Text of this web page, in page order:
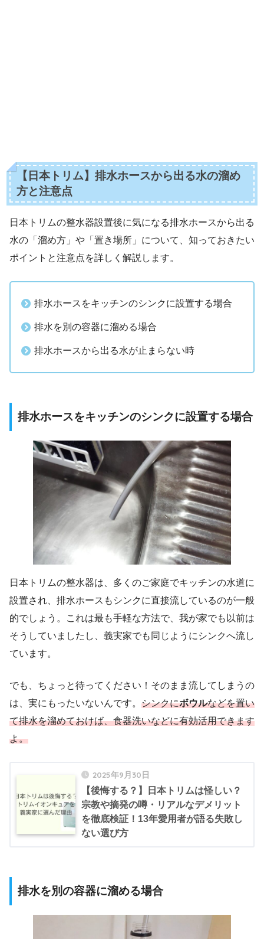
【日本トリム】排水ホースから出る水の溜め
方と注意点
日本トリムの整水器設置後に気になる排水ホースから出る
水の「溜め方」や「置き場所」について、知っておきたい
ポイントと注意点を詳しく解説します。
排水ホースをキッチンのシンクに設置する場合
排水を別の容器に溜める場合
排水ホースから出る水が止まらない時
排水ホースをキッチンのシンクに設置する場合
日本トリムの整水器は、多くのご家庭でキッチンの水道に
設置され、排水ホースもシンクに直接流しているのが一般
的でしょう。これは最も手軽な方法で、我が家でも以前は
そうしていましたし、義実家でも同じようにシンクへ流し
ています。
でも、ちょっと待ってください！そのまま流してしまうの
は、実にもったいないんです。 シンクにボウルなどを置い
て排水を溜めておけば、食器洗いなどに有効活用できます
よ。
2025年9月30日
【後悔する？】日本トリムは怪しい？
宗教や摘発の噂・リアルなデメリット
を徹底検証！13年愛用者が語る失敗し
ない選び方
排水を別の容器に溜める場合